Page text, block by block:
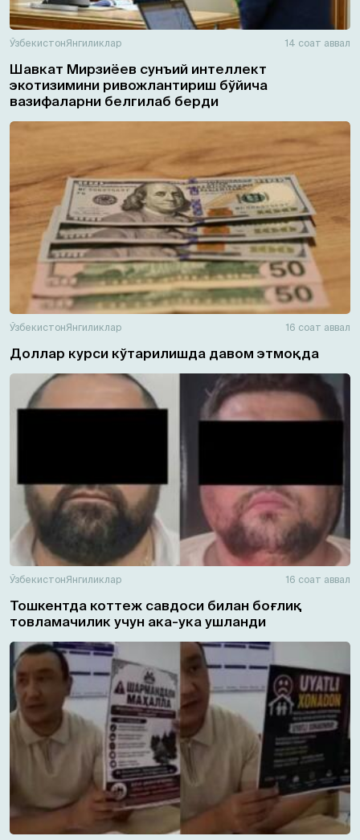
ЎзбекистонЯнгиликлар 14 соат аввал
Шавкат Мирзиёев сунъий интеллект
экотизимини ривожлантириш бўйича
вазифаларни белгилаб берди
ЎзбекистонЯнгиликлар 16 соат аввал
Доллар курси кўтарилишда давом этмоқда
ЎзбекистонЯнгиликлар 16 соат аввал
Тошкентда коттеж савдоси билан боғлиқ
товламачилик учун ака-ука ушланди